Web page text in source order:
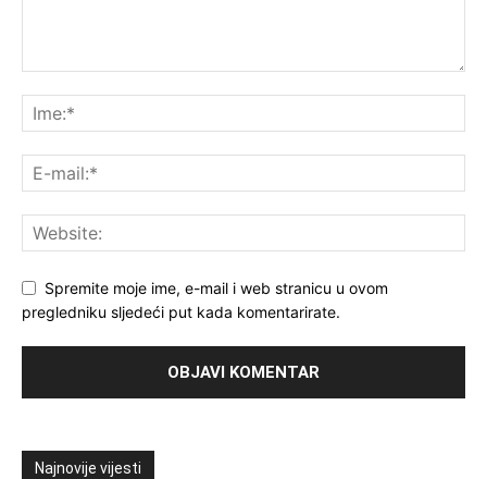
Spremite moje ime, e-mail i web stranicu u ovom
pregledniku sljedeći put kada komentarirate.
Najnovije vijesti